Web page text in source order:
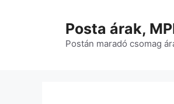
Posta árak,
Postán maradó csomag